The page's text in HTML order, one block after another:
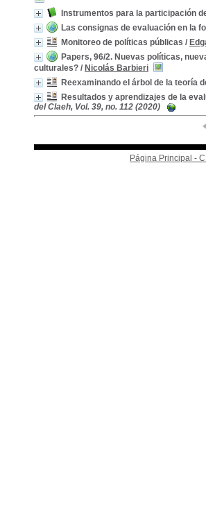
Instrumentos para la participación
Las consignas de evaluación en la
Monitoreo de políticas públicas /
Papers, 96/2. Nuevas políticas,
culturales? / Nicolás Barbieri
Reexaminando el árbol de la teoría
Resultados y aprendizajes de la
del Claeh, Vol. 39, no. 112 (2020)
Página Principal -